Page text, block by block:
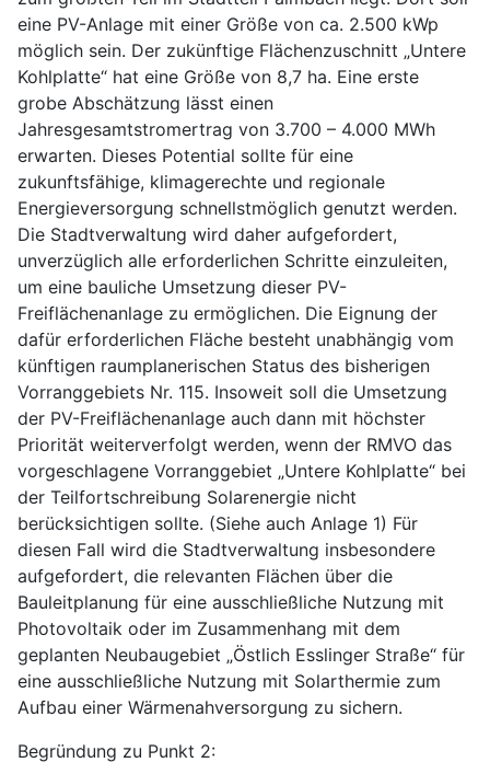
eine PV-Anlage mit einer Größe von ca. 2.500 kWp
möglich sein. Der zukünftige Flächenzuschnitt „Untere
Kohlplatte“ hat eine Größe von 8,7 ha. Eine erste
grobe Abschätzung lässt einen
Jahresgesamtstromertrag von 3.700 – 4.000 MWh
erwarten. Dieses Potential sollte für eine
zukunftsfähige, klimagerechte und regionale
Energieversorgung schnellstmöglich genutzt werden.
Die Stadtverwaltung wird daher aufgefordert,
unverzüglich alle erforderlichen Schritte einzuleiten,
um eine bauliche Umsetzung dieser PV-
Freiflächenanlage zu ermöglichen. Die Eignung der
dafür erforderlichen Fläche besteht unabhängig vom
künftigen raumplanerischen Status des bisherigen
Vorranggebiets Nr. 115. Insoweit soll die Umsetzung
der PV-Freiflächenanlage auch dann mit höchster
Priorität weiterverfolgt werden, wenn der RMVO das
vorgeschlagene Vorranggebiet „Untere Kohlplatte“ bei
der Teilfortschreibung Solarenergie nicht
berücksichtigen sollte. (Siehe auch Anlage 1) Für
diesen Fall wird die Stadtverwaltung insbesondere
aufgefordert, die relevanten Flächen über die
Bauleitplanung für eine ausschließliche Nutzung mit
Photovoltaik oder im Zusammenhang mit dem
geplanten Neubaugebiet „Östlich Esslinger Straße“ für
eine ausschließliche Nutzung mit Solarthermie zum
Aufbau einer Wärmenahversorgung zu sichern.
Begründung zu Punkt 2: